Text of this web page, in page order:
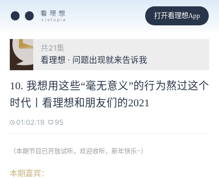
打开看理想App
共21集
看理想 · 问题出现就来告诉我
10. 我想用这些“毫无意义”的行为熬过这个
时代丨看理想和朋友们的2021
01:02:19 95
（本期节目已开放试听，欢迎收听，新年快乐~）
本期嘉宾：